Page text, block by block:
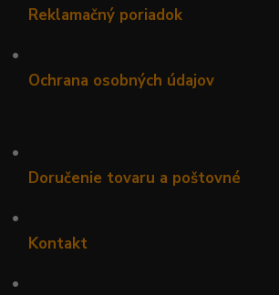
Reklamačný poriadok
•
Ochrana osobných údajov
•
Doručenie tovaru a poštovné
•
Kontakt
•